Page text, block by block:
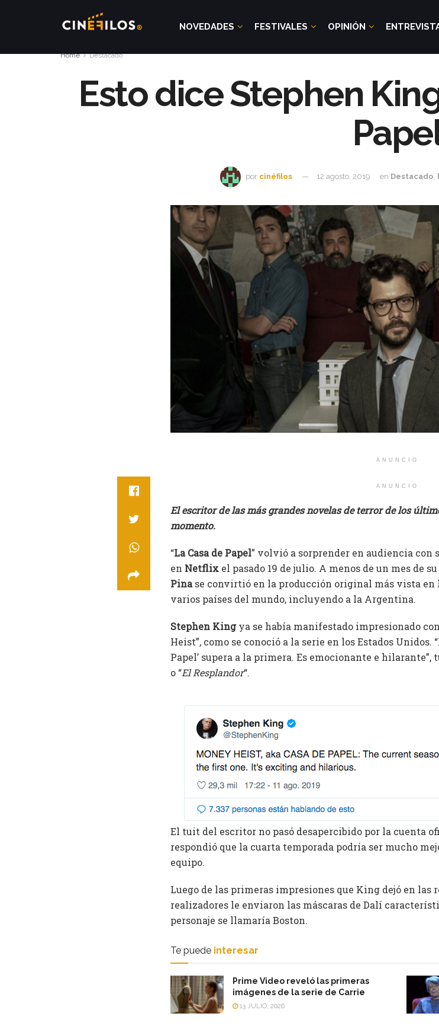
NOVEDADES FESTIVALES OPINIÓN
Home Destacado
Esto dice Stephen
por cinéfilos 12 agosto, 2019 en Destacado
ANUNCIO
ANUNCIO
El escritor de las más grandes novelas de terror de los
momento.
“La Casa de Papel” volvió a sorprender en audiencia con
en Netflix el pasado 19 de julio. A menos de un mes de
Pinase convirtió en la producción original más vista
varios países del mundo, incluyendo a la Argentina.
Stephen Kingya se había manifestado impresionado
Heist”, como se conoció a la serie en los Estados Unidos.
Papel’ supera a la primera. Es emocionante e
o “El Resplandor“.
El tuit del escritor no pasó desapercibido por la cuenta
respondió que la cuarta temporada podría ser mucho
equipo.
Luego de las primeras impresiones que King dejó en las
realizadores le enviaron las máscaras de Dalí
personaje se llamaría Boston.
Te puede interesar
Prime Video reveló las primeras
imágenes de la serie de Carrie
13 JULIO, 2026